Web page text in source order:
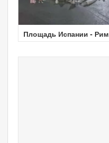
Площадь Испании - Рим